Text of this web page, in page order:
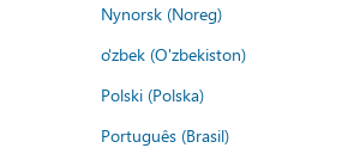
Nynorsk (Noreg)
o'zbek (O'zbekiston)
Polski (Polska)
Português (Brasil)